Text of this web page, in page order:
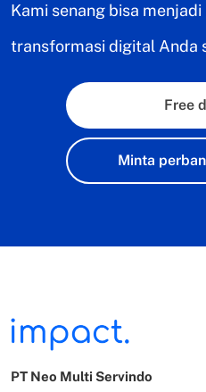
Kami senang bisa
transformasi digital Anda
Free
Minta
PT Neo Multi Servindo